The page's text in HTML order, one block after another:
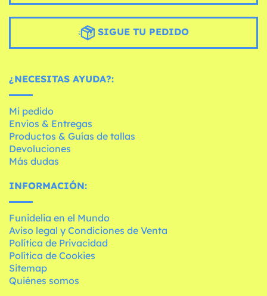
SIGUE TU PEDIDO
¿NECESITAS AYUDA?:
Mi pedido
Envíos & Entregas
Productos & Guías de tallas
Devoluciones
Más dudas
INFORMACIÓN:
Funidelia en el Mundo
Aviso legal y Condiciones de Venta
Política de Privacidad
Política de Cookies
Sitemap
Quiénes somos